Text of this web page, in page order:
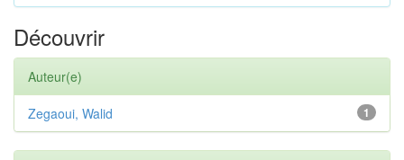
Découvrir
Auteur(e)
1
Zegaoui, Walid